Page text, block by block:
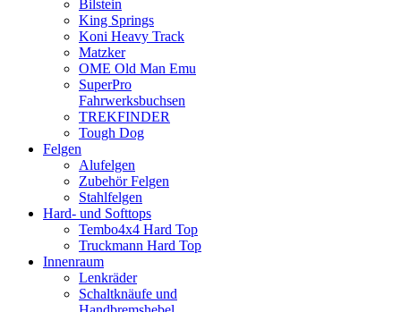
Bilstein
King Springs
Koni Heavy Track
Matzker
OME Old Man Emu
SuperPro
Fahrwerksbuchsen
TREKFINDER
Tough Dog
Felgen
Alufelgen
Zubehör Felgen
Stahlfelgen
Hard- und Softtops
Tembo4x4 Hard Top
Truckmann Hard Top
Innenraum
Lenkräder
Schaltknäufe und